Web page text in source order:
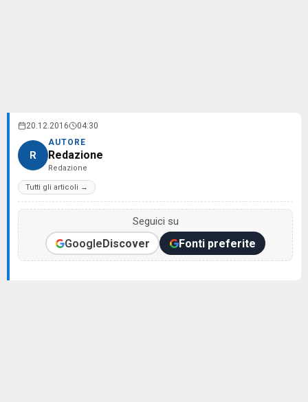
20.12.2016 04:30
R
AUTORE
Redazione
Redazione
Tutti gli articoli →
Seguici su
GoogleDiscover Fonti preferite